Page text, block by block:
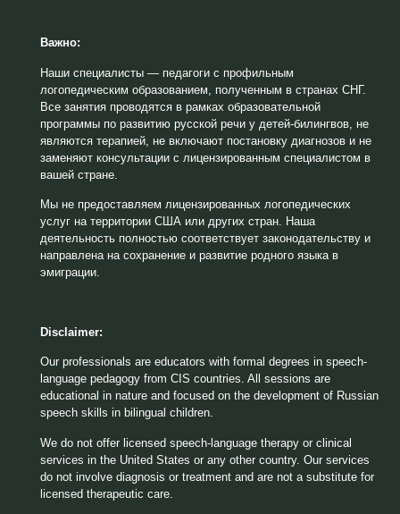
Важно:
Наши специалисты — педагоги с профильным
логопедическим образованием, полученным в странах СНГ.
Все занятия проводятся в рамках образовательной
программы по развитию русской речи у детей-билингвов, не
являются терапией, не включают постановку диагнозов и не
заменяют консультации с лицензированным специалистом в
вашей стране.
Мы не предоставляем лицензированных логопедических
услуг на территории США или других стран. Наша
деятельность полностью соответствует законодательству и
направлена на сохранение и развитие родного языка в
эмиграции.
Disclaimer:
Our professionals are educators with formal degrees in speech-
language pedagogy from CIS countries. All sessions are
educational in nature and focused on the development of Russian
speech skills in bilingual children.
We do not offer licensed speech-language therapy or clinical
services in the United States or any other country. Our services
do not involve diagnosis or treatment and are not a substitute for
licensed therapeutic care.